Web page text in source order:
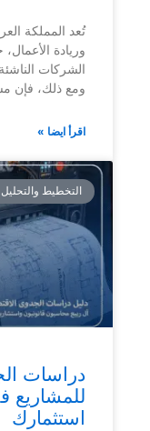
تُعد المملكة
وريادة
ومع ذلك، فإن
اقرأ ايضا »
التخطيط
دراسات
للمشاريع
استثمارك